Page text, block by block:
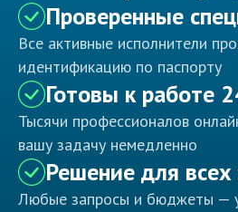
Проверенные
Все активные исполнители
идентификацию по паспорту
Готовы к работе
Тысячи профессионалов
вашу задачу немедленно
Решение для всех
Любые запросы и бюджеты —